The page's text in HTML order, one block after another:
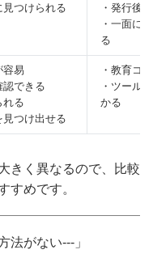
見つけられる
・発行後
・一面に
る
容易
認できる
れる
見つけ出せる
・教育コ
・ツール
かる
きく異なるので、比較
すめです。
法がない---」